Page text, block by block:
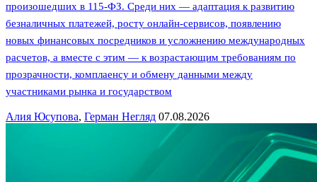
произошедших в 115-ФЗ. Среди них — адаптация к развитию
безналичных платежей, росту онлайн-сервисов, появлению
новых финансовых посредников и усложнению международных
расчетов, а вместе с этим — к возрастающим требованиям по
прозрачности, комплаенсу и обмену данными между
участниками рынка и государством
Алия Юсупова, Герман Негляд 07.08.2026